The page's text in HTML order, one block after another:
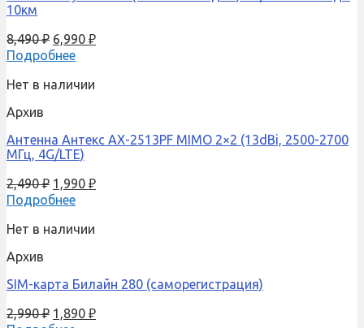
10км
8,490₽ 6,990 ₽
Подробнее
Нет в наличии
Архив
Антенна Антекс AX-2513PF MIMO 2×2 (13dBi, 2500-2700
МГц, 4G/LTE)
2,490₽ 1,990 ₽
Подробнее
Нет в наличии
Архив
SIM-карта Билайн 280 (саморегистрация)
2,990₽ 1,890 ₽